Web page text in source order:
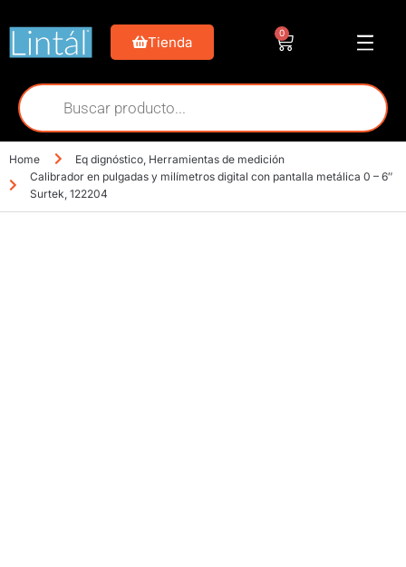
Tienda
0
Home Eq dignóstico, Herramientas de medición
Calibrador en pulgadas y milímetros digital con pantalla metálica 0 – 6″
Surtek, 122204